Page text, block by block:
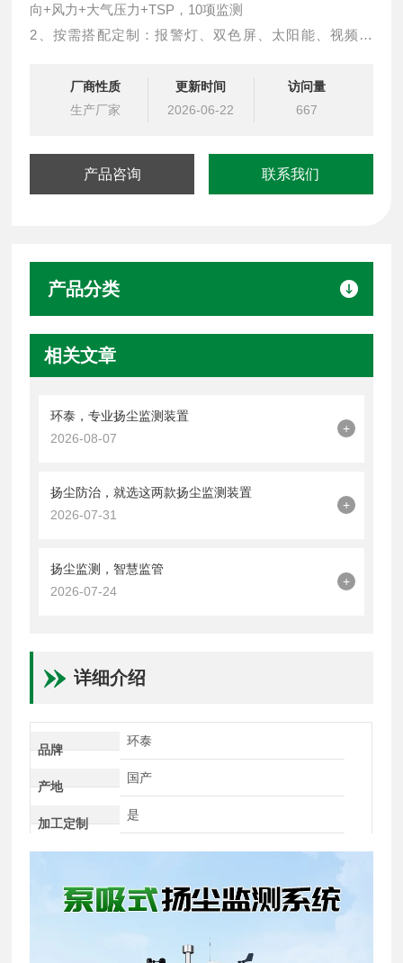
向+风力+大气压力+TSP，10项监测
2、按需搭配定制：报警灯、双色屏、太阳能、视频监
3、泵吸式采样：自主研发传感器模组
厂商性质
生产厂家
更新时间
2026-06-22
访问量
667
产品咨询 联系我们
产品分类
相关文章
环泰，专业扬尘监测装置
2026-08-07
+
扬尘防治，就选这两款扬尘监测装置
2026-07-31
+
扬尘监测，智慧监管
2026-07-24
+
详细介绍
品牌
环泰
产地
国产
加工定制
是